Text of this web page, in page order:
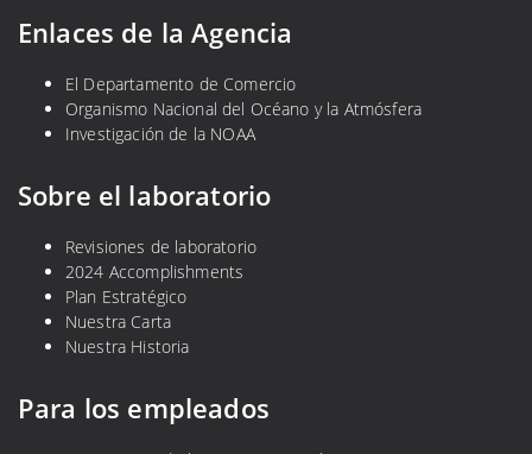
Enlaces de la Agencia
El Departamento de Comercio
Organismo Nacional del Océano y la Atmósfera
Investigación de la NOAA
Sobre el laboratorio
Revisiones de laboratorio
2024 Accomplishments
Plan Estratégico
Nuestra Carta
Nuestra Historia
Para los empleados